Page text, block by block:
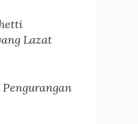
Lazat
Pengurangan